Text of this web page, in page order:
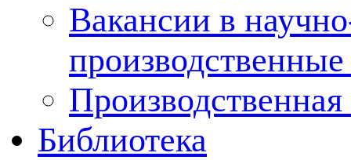
Вакансии в
Производственная
Библиотека